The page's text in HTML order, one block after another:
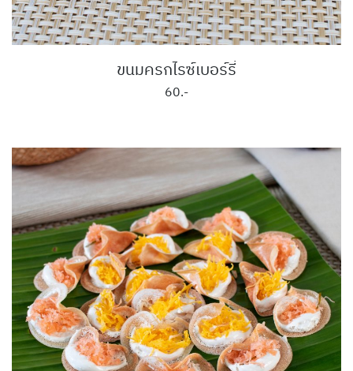
ขนมครกไรซ์เบอร์รี่
60.-